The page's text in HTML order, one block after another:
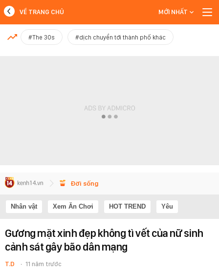
MỚI NHẤT
VỀ TRANG CHỦ MỚI NHẤT
#The 30s #dịch chuyển tới thành phố khác
Đời sống
Nhân vật Xem Ăn Chơi HOT TREND Yêu
Gương mặt xinh đẹp không tì vết của nữ sinh
cảnh sát gây bão dân mạng
T.D 11 năm trước